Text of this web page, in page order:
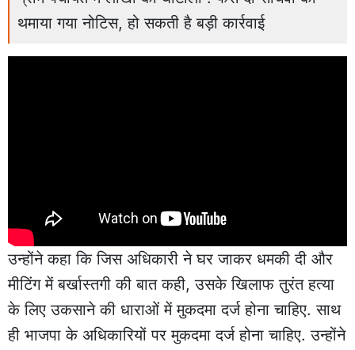
थमाया गया नोटिस, हो सकती है बड़ी कार्रवाई
उन्होंने कहा कि जिस अधिकारी ने घर जाकर धमकी दी और
मीटिंग में बर्खास्तगी की बात कही, उसके खिलाफ तुरंत हत्या
के लिए उकसाने की धाराओं में मुकदमा दर्ज होना चाहिए. साथ
ही भाजपा के अधिकारियों पर मुकदमा दर्ज होना चाहिए. उन्होंने